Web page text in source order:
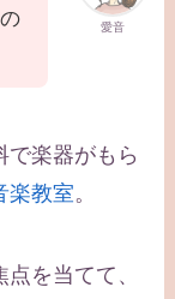
愛音
で楽器がもら
楽教室。
を当てて、